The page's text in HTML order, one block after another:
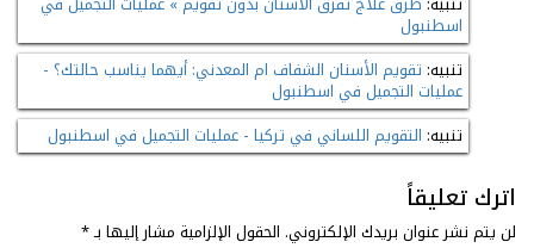
اسطنبول
تنبيه: تقويم الأسنان الشفاف ام المعدني: أيهما يناسب حالتك؟ -
عمليات التجميل في اسطنبول
تنبيه: التقويم اللساني في تركيا - عمليات التجميل في اسطنبول
اترك تعليقاً
لن يتم نشر عنوان بريدك الإلكتروني. الحقول الإلزامية مشار إليها بـ*